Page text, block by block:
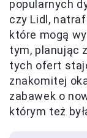
popularnych
czy Lidl,
które mogą
tym, planując
tych ofert
znakomitej
zabawek o
którym też